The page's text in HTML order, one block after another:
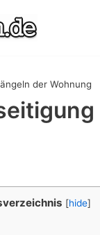
der Wohnung
[hide]